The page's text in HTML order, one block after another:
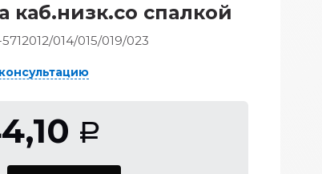
каб.низк.со спалкой
014/015/019/023
Р